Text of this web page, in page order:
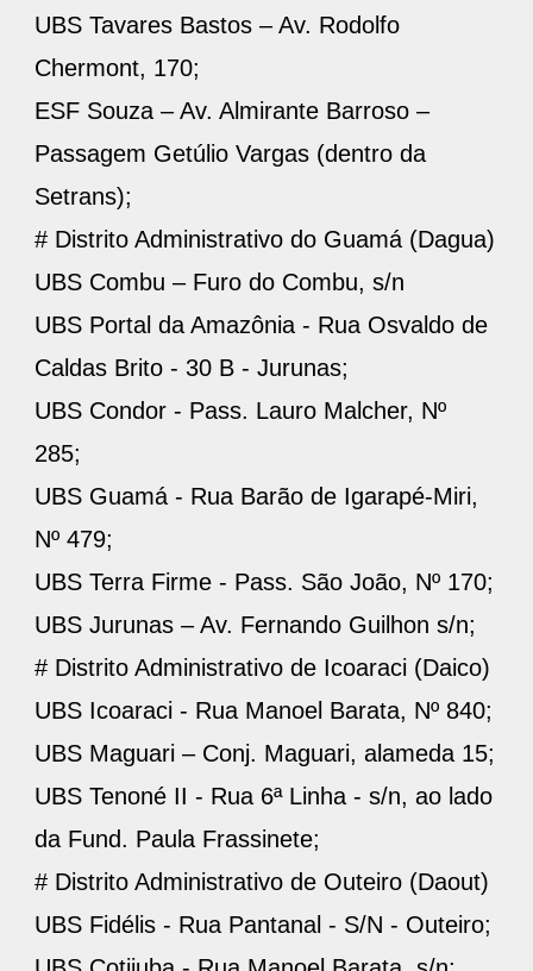
UBS Tavares Bastos – Av. Rodolfo
Chermont, 170;
ESF Souza – Av. Almirante Barroso –
Passagem Getúlio Vargas (dentro da
Setrans);
# Distrito Administrativo do Guamá (Dagua)
UBS Combu – Furo do Combu, s/n
UBS Portal da Amazônia - Rua Osvaldo de
Caldas Brito - 30 B - Jurunas;
UBS Condor - Pass. Lauro Malcher, Nº
285;
UBS Guamá - Rua Barão de Igarapé-Miri,
Nº 479;
UBS Terra Firme - Pass. São João, Nº 170;
UBS Jurunas – Av. Fernando Guilhon s/n;
# Distrito Administrativo de Icoaraci (Daico)
UBS Icoaraci - Rua Manoel Barata, Nº 840;
UBS Maguari – Conj. Maguari, alameda 15;
UBS Tenoné II - Rua 6ª Linha - s/n, ao lado
da Fund. Paula Frassinete;
# Distrito Administrativo de Outeiro (Daout)
UBS Fidélis - Rua Pantanal - S/N - Outeiro;